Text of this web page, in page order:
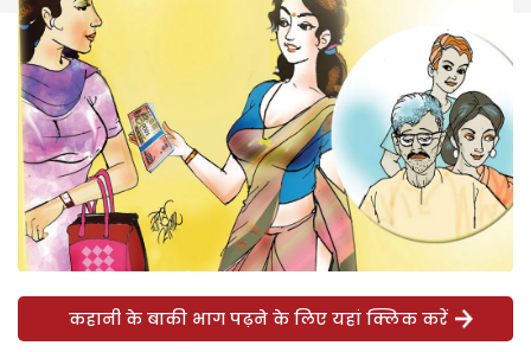
कहानी के बाकी भाग पढ़ने के लिए यहां क्लिक करें